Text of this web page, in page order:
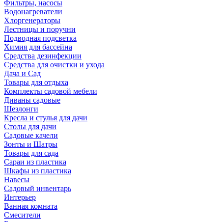
Фильтры, насосы
Водонагреватели
Хлоргенераторы
Лестницы и поручни
Подводная подсветка
Химия для бассейна
Средства дезинфекции
Средства для очистки и ухода
Дача и Сад
Товары для отдыха
Комплекты садовой мебели
Диваны садовые
Шезлонги
Кресла и стулья для дачи
Столы для дачи
Садовые качели
Зонты и Шатры
Товары для сада
Сараи из пластика
Шкафы из пластика
Навесы
Садовый инвентарь
Интерьер
Ванная комната
Смесители